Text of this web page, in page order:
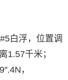
白浮，位置调
1.57千米；
，